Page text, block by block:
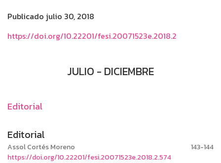
Publicado julio 30, 2018
https://doi.org/10.22201/fesi.20071523e.2018.2
JULIO - DICIEMBRE
Editorial
Editorial
Assol Cortés Moreno
143-144
https://doi.org/10.22201/fesi.20071523e.2018.2.574